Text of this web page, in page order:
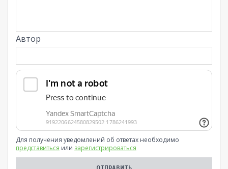
Автор
Для получения уведомлений об ответах необходимо
представиться или зарегистрироваться